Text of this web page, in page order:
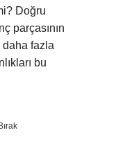
Doğru
parçasının
fazla
bu